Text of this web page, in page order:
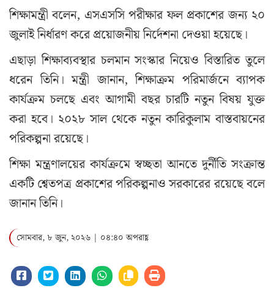
শিক্ষামন্ত্রী বলেন, এসএসসি পরীক্ষার ফল প্রকাশের জন্য ২০
জুলাই নির্ধারণ করে প্রয়োজনীয় নির্দেশনা দেওয়া হয়েছে।
এছাড়া শিক্ষাব্যবস্থার চলমান সংস্কার নিয়েও বিস্তারিত তুলে
ধরেন তিনি। মন্ত্রী জানান, শিক্ষাক্রম পরিমার্জনে ব্যাপক
কার্যক্রম চলছে এবং আগামী বছর চারটি নতুন বিষয় যুক্ত
করা হবে। ২০২৮ সাল থেকে নতুন কারিকুলাম বাস্তবায়নের
পরিকল্পনা রয়েছে।
শিক্ষা মন্ত্রণালয়ের কার্যক্রমে স্বচ্ছতা আনতে দুর্নীতি সংক্রান্ত
একটি শ্বেতপত্র প্রকাশের পরিকল্পনাও সরকারের রয়েছে বলে
জানান তিনি।
সোমবার, ৮ জুন, ২০২৬ | ০৪:৪০ অপরাহ্ণ